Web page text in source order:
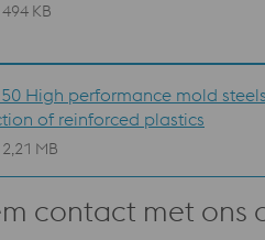
494 KB
High performance mold
of reinforced plastics
2,21 MB
contact met ons